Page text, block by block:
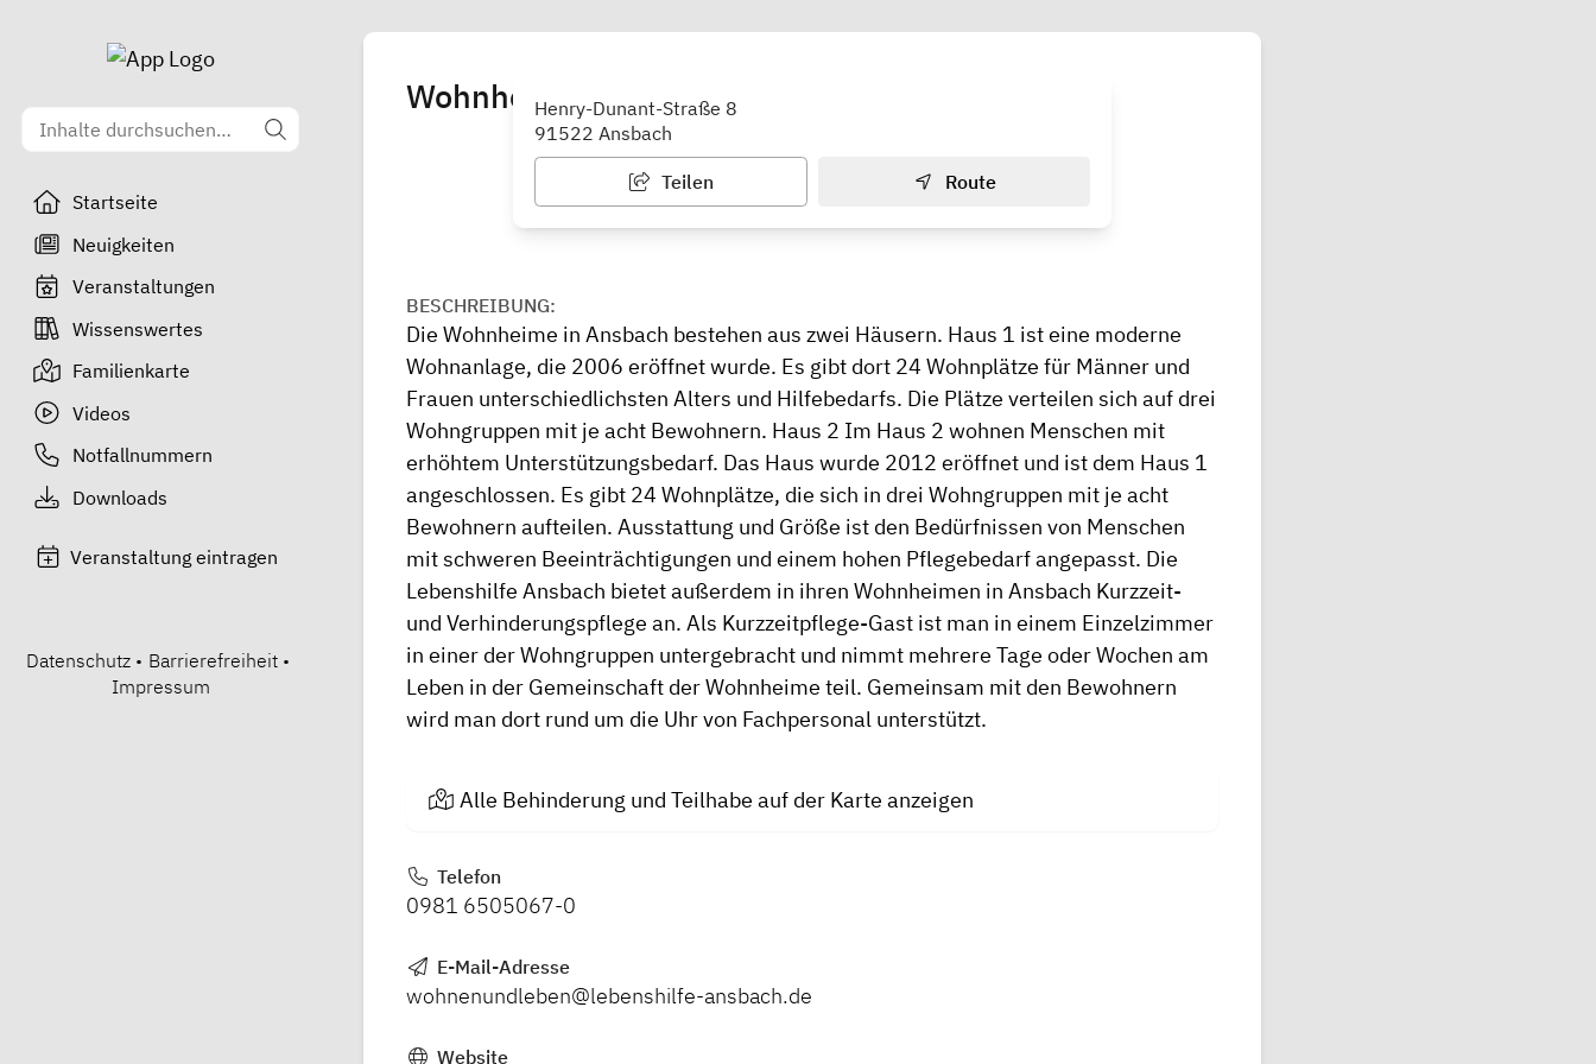
Startseite
Neuigkeiten
Veranstaltungen
Wissenswertes
Familienkarte
Videos
Notfallnummern
Downloads
Veranstaltung eintragen
Datenschutz • Barrierefreiheit •
Impressum
Wohnheime der Lebenshilfe Ansbach
Henry-Dunant-Straße 8
91522 Ansbach
Teilen Route
BESCHREIBUNG:
Die Wohnheime in Ansbach bestehen aus zwei Häusern. Haus 1 ist eine moderne
Wohnanlage, die 2006 eröffnet wurde. Es gibt dort 24 Wohnplätze für Männer und
Frauen unterschiedlichsten Alters und Hilfebedarfs. Die Plätze verteilen sich auf drei
Wohngruppen mit je acht Bewohnern. Haus 2 Im Haus 2 wohnen Menschen mit
erhöhtem Unterstützungsbedarf. Das Haus wurde 2012 eröffnet und ist dem Haus 1
angeschlossen. Es gibt 24 Wohnplätze, die sich in drei Wohngruppen mit je acht
Bewohnern aufteilen. Ausstattung und Größe ist den Bedürfnissen von Menschen
mit schweren Beeinträchtigungen und einem hohen Pflegebedarf angepasst. Die
Lebenshilfe Ansbach bietet außerdem in ihren Wohnheimen in Ansbach Kurzzeit-
und Verhinderungspflege an. Als Kurzzeitpflege-Gast ist man in einem Einzelzimmer
in einer der Wohngruppen untergebracht und nimmt mehrere Tage oder Wochen am
Leben in der Gemeinschaft der Wohnheime teil. Gemeinsam mit den Bewohnern
wird man dort rund um die Uhr von Fachpersonal unterstützt.
Alle Behinderung und Teilhabe auf der Karte anzeigen
Telefon
0981 6505067-0
E-Mail-Adresse
wohnenundleben@lebenshilfe-ansbach.de
Website